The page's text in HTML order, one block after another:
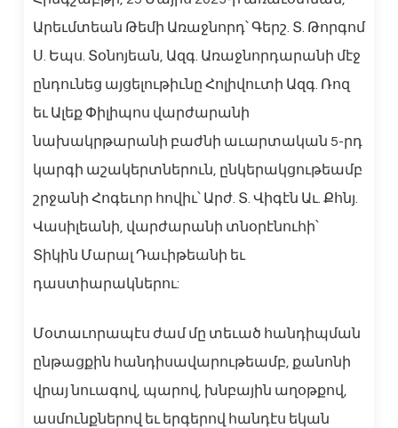
Արեւմտեան Թեմի Առաջնորդ՝ Գերշ. Տ. Թորգոմ
Ս. Եպս. Տօնոյեան, Ազգ. Առաջնորդարանի մէջ
ընդունեց այցելութիւնը Հոլիվուտի Ազգ. Ռոզ
եւ Ալեք Փիլիպոս վարժարանի
նախակրթարանի բաժնի աւարտական 5-րդ
կարգի աշակերտներուն, ընկերակցութեամբ
շրջանի Հոգեւոր հովիւ՝ Արժ. Տ. Վիգէն Աւ. Քհնյ.
Վասիլեանի, վարժարանի տնօրէնուհի՝
Տիկին Մարալ Դաւիթեանի եւ
դաստիարակներու:
Մօտաւորապէս ժամ մը տեւած հանդիպման
ընթացքին հանդիսավարութեամբ, քանոնի
վրայ նուագով, պարով, խնբային աղօթքով,
ասմունքներով եւ երգերով հանդէս եկան